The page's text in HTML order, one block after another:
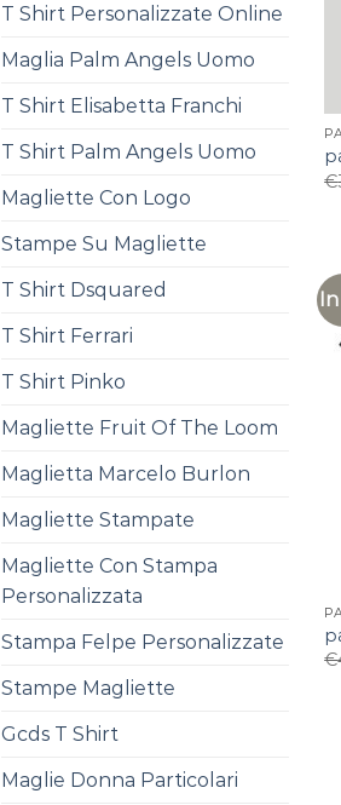
T Shirt Personalizzate Online
Maglia Palm Angels Uomo
T Shirt Elisabetta Franchi
T Shirt Palm Angels Uomo
Magliette Con Logo
Stampe Su Magliette
T Shirt Dsquared
T Shirt Ferrari
T Shirt Pinko
Magliette Fruit Of The Loom
Maglietta Marcelo Burlon
Magliette Stampate
Magliette Con Stampa
Personalizzata
Stampa Felpe Personalizzate
Stampe Magliette
Gcds T Shirt
Maglie Donna Particolari
€
€